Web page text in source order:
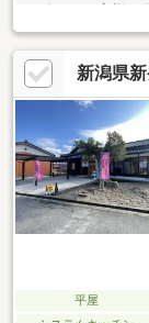
す。・スタッフ一
験知識が豊富なス
す。・お問合せを
す。・その他物件
ください。
新潟県
平屋